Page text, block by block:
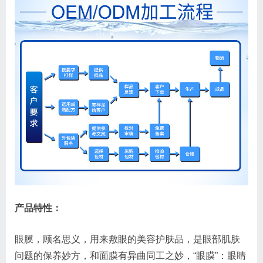
产品特性：
眼膜，顾名思义，用来敷眼的美容护肤品，是眼部肌肤
问题的保养妙方，和面膜有异曲同工之妙，“眼膜”：眼睛